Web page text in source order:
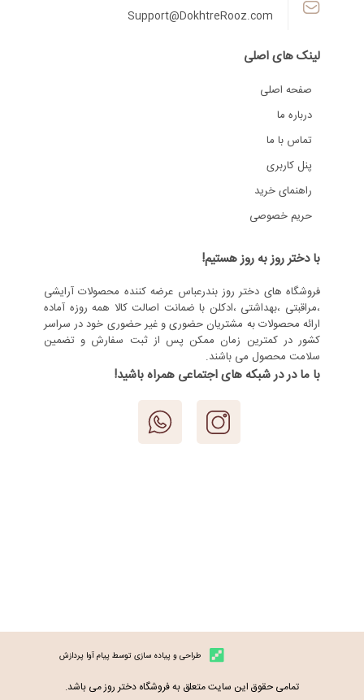
Support@DokhtreRooz.com
لینک های اصلی
صفحه اصلی
درباره ما
تماس با ما
پنل کاربری
راهنمای خرید
حریم خصوصی
با دختر روز به روز هستیم!
فروشگاه های دختر روز بندرعباس عرضه کننده محصولات آرایشی
،مراقبتی ،بهداشتی ،ادکلن با ضمانت اصالت کالا همه روزه آماده
ارائه محصولات به مشتریان حضوری و غیر حضوری خود در سراسر
کشور در کمترین زمان ممکن پس از ثبت سفارش و تضمین
سلامت محصول می باشند.
با ما در در شبکه های اجتماعی همراه باشید!
طراحی و پیاده سازی توسط پیام آوا پردازش
تمامی حقوق این سایت متعلق به فروشگاه دختر روز می باشد.